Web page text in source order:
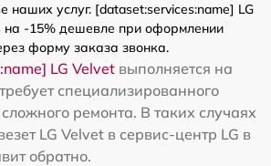
наших услуг. [dataset:services:name] LG
на -15% дешевле при оформлении
форму заказа звонка.
LG Velvet выполняется на
специализированного
ремонта. В таких случаях
LG Velvet в сервис-центр LG в
обратно.